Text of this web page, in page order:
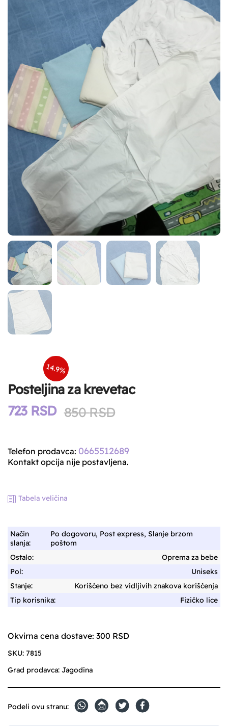
14.9%
Posteljina za krevetac
850RSDOriginal
was:
850 RSD.
723 RSD
Current
is:
723 RSD.
Telefon prodavca: 0665512689
Kontakt opcija nije postavljena.
Tabela veličina
Način
slanja:
Po dogovoru, Post express, Slanje brzom
poštom
Ostalo:
Oprema za bebe
Pol:
Uniseks
Stanje:
Korišćeno bez vidljivih znakova korišćenja
Tip korisnika:
Fizičko lice
Okvirna cena dostave: 300 RSD
SKU: 7815
Grad prodavca: Jagodina
Podeli ovu stranu: